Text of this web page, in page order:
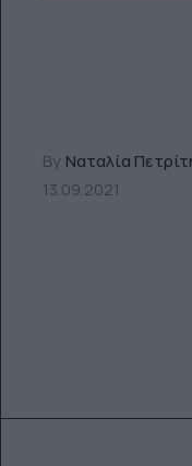
By Ναταλία
13.09.2021